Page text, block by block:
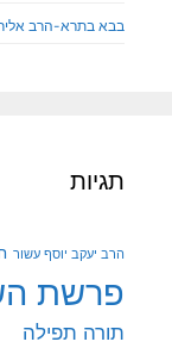
בבא בתרא-הרב
תגיות
הרב יעקב יוסף עשור
פרשת
תורה תפילה